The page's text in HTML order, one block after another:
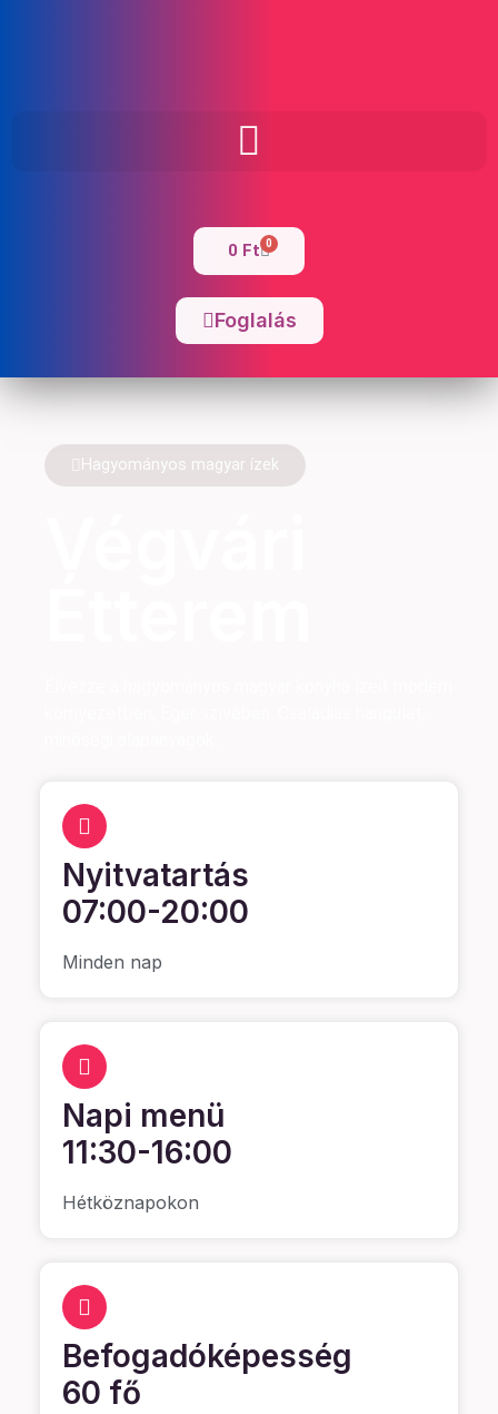
0 Ft 0
Foglalás
Hagyományos magyar ízek
Nyitvatartás
07:00-20:00
Minden nap
Napi menü
11:30-16:00
Hétköznapokon
Befogadóképesség
60 fő